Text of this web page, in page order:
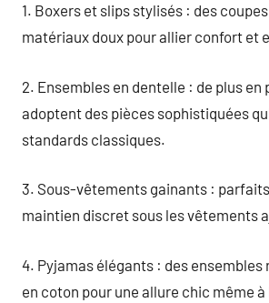
1. Boxers et slips stylisés : des
matériaux doux pour allier confort et
2. Ensembles en dentelle : de plus en
adoptent des pièces sophistiquées
standards classiques.
3. Sous-vêtements gainants :
maintien discret sous les vêtements
4. Pyjamas élégants : des ensembles
en coton pour une allure chic même